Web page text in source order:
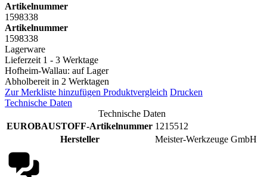
Artikelnummer
1598338
Artikelnummer
1598338
Lagerware
Lieferzeit 1 - 3 Werktage
Hofheim-Wallau: auf Lager
Abholbereit in 2 Werktagen
Zur Merkliste hinzufügen Produktvergleich Drucken
Technische Daten
Technische Daten
EUROBAUSTOFF-Artikelnummer 1215512
Hersteller
Meister-Werkzeuge GmbH